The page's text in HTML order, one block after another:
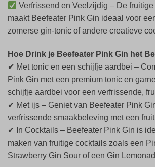
Verfrissend en Veelzijdig – De
maakt Beefeater Pink Gin ideaal voor
zomerse gin-tonic of andere creatieve
Hoe Drink je Beefeater Pink Gin het
✔ Met tonic en een schijfje aardbei –
Pink Gin met een premium tonic en
schijfje aardbei voor een verfrissende,
✔ Met ijs – Geniet van Beefeater Pink
verfrissende smaakbeleving met een
✔ In Cocktails – Beefeater Pink Gin is
maken van fruitige cocktails zoals een
Strawberry Gin Sour of een Gin